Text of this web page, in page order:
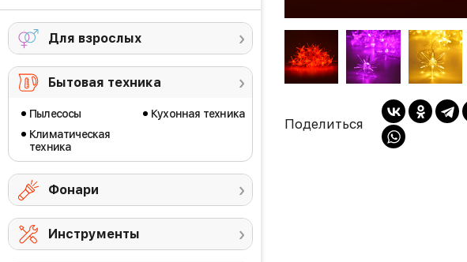
Для взрослых
Бытовая техника
Пылесосы
Климатическая
техника
Кухонная техника
Фонари
Инструменты
Поделиться